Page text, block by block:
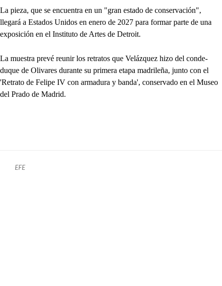
La pieza, que se encuentra en un "gran estado de conservación",
llegará a Estados Unidos en enero de 2027 para formar parte de una
exposición en el Instituto de Artes de Detroit.
La muestra prevé reunir los retratos que Velázquez hizo del conde-
duque de Olivares durante su primera etapa madrileña, junto con el
'Retrato de Felipe IV con armadura y banda', conservado en el Museo
del Prado de Madrid.
EFE